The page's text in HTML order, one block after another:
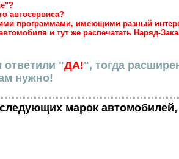
автосервиса?
программами, имеющими разный
и тут же распечатать Наряд-
"ДА!", тогда
нужно!
марок